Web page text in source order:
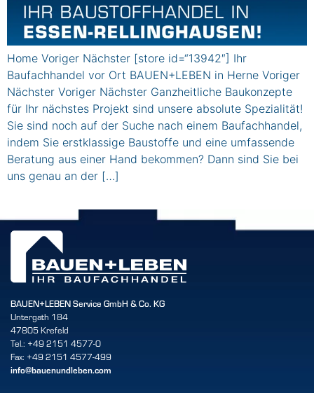
Home Voriger Nächster [store id=“13942″] Ihr
Baufachhandel vor Ort BAUEN+LEBEN in Herne Voriger
Nächster Voriger Nächster Ganzheitliche Baukonzepte
für Ihr nächstes Projekt sind unsere absolute Spezialität!
Sie sind noch auf der Suche nach einem Baufachhandel,
indem Sie erstklassige Baustoffe und eine umfassende
Beratung aus einer Hand bekommen? Dann sind Sie bei
uns genau an der […]
BAUEN+LEBEN Service GmbH & Co. KG
Untergath 184
47805 Krefeld
Tel.: +49 2151 4577-0
Fax: +49 2151 4577-499
info@bauenundleben.com